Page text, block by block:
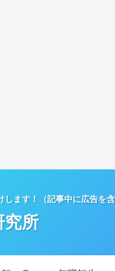
ます！（記事中に広告を
究所